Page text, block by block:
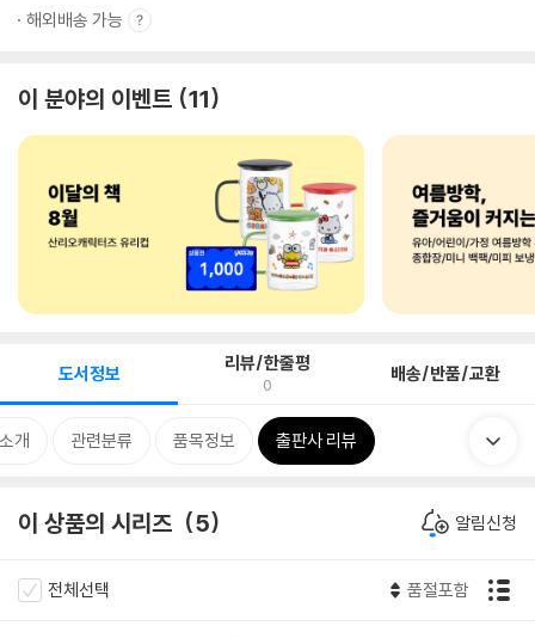
해외배송 가능
이 분야의 이벤트 11
도서정보 리뷰/한줄평
0 배송/반품/교환
개 관련분류 품목정보 출판사 리뷰
이 상품의 시리즈 5 알림신청
전체선택 품절포함